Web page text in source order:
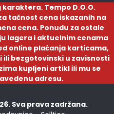
Tempo D.O.O.
tačnost cena iskazanih na
cena. Ponudu za ostale
lagera i aktuelnim cenama
online plaćanja karticama,
ili bezgotovinski u zavisnosti
kupljeni artikl ili mu se
adresu.
Sva prava zadržana.